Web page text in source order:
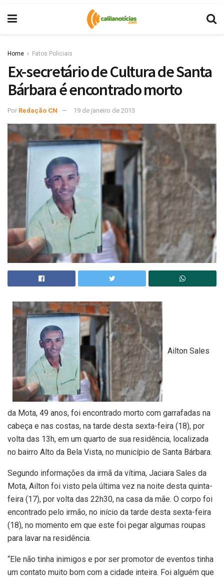
Home Fatos Policiais
Ex-secretário de Cultura de Santa
Bárbara é encontrado morto
Por Redação CN 19 de janeiro de 2013
Ailton Sales
da Mota, 49 anos, foi encontrado morto com garrafadas na
cabeça e nas costas, na tarde desta sexta-feira (18), por
volta das 13h, em um quarto de sua residência, localizada
no bairro Alto da Bela Vista, no município de Santa Bárbara.
Segundo informações da irmã da vítima, Jaciara Sales da
Mota, Ailton foi visto pela última vez na noite desta quinta-
feira (17), por volta das 22h30, na casa da mãe. O corpo foi
encontrado pelo irmão, no início da tarde desta sexta-feira
(18), no momento em que este foi pegar algumas roupas
para lavar na residência.
“Ele não tinha inimigos e por ser promotor de eventos tinha
um contato muito bom com a cidade inteira. Foi alguém que